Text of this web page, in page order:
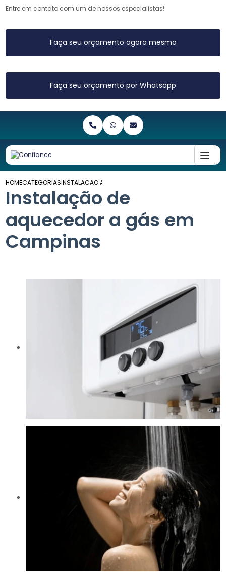
Entre em contato com um de nossos especialistas!
Faça seu orçamento agora mesmo
Faça seu orçamento por Whatsapp
HOMECATEGORIASINSTALACAO AQUECEDOR GAS CAMPINAS
Instalação de
aquecedor a gás em
Campinas